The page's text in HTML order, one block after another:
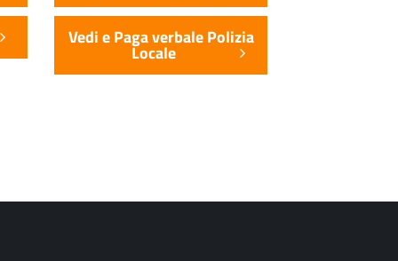
Vedi e Paga verbale Polizia
Locale